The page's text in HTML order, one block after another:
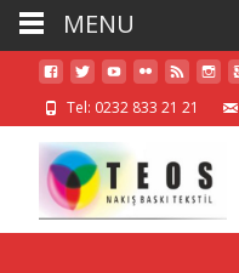
Tel: 0232 833 21 21
MENU